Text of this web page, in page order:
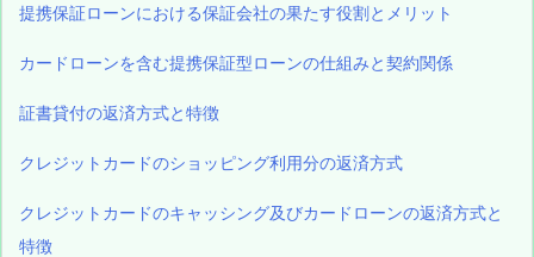
提携保証ローンにおける保証会社の果たす役割とメリット
カードローンを含む提携保証型ローンの仕組みと契約関係
証書貸付の返済方式と特徴
クレジットカードのショッピング利用分の返済方式
クレジットカードのキャッシング及びカードローンの返済方式と
特徴